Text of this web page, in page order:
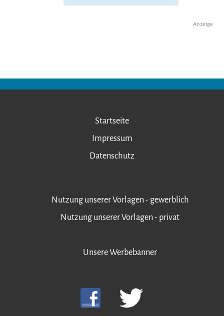
Anzeige
Startseite
Impressum
Datenschutz
Nutzung unserer Vorlagen - gewerblich
Nutzung unserer Vorlagen - privat
Unsere Werbebanner